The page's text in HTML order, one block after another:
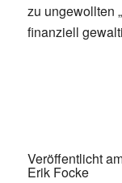
zu ungewollten
finanziell
Veröffentlicht
Erik Focke